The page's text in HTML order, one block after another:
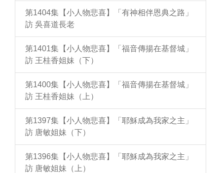
第1404集【小人物悲喜】「有神相伴恩典之路」
訪 吳喜道長老
第1401集【小人物悲喜】「福音傳揚在基督城」
訪 王桂香姐妹（下）
第1400集【小人物悲喜】「福音傳揚在基督城」
訪 王桂香姐妹（上）
第1397集【小人物悲喜】「耶穌成為我家之主」
訪 唐敏姐妹（下）
第1396集【小人物悲喜】「耶穌成為我家之主」
訪 唐敏姐妹（上）